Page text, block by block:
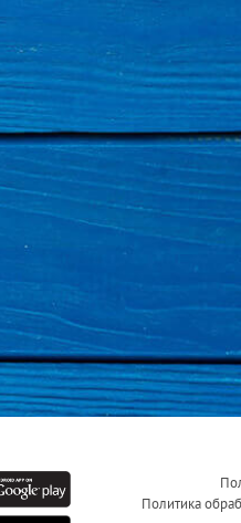
Политика